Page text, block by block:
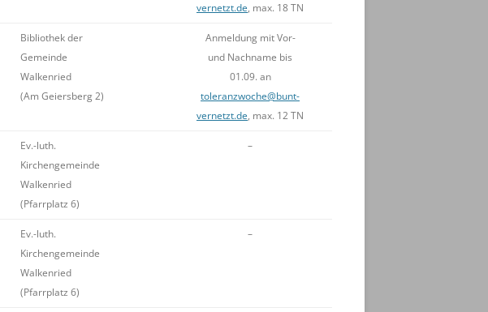
vernetzt.de, max. 18 TN
Bibliothek der
Gemeinde
Walkenried
(Am Geiersberg 2)
Anmeldung mit Vor-
und Nachname bis
01.09. an
toleranzwoche@bunt-
vernetzt.de, max. 12 TN
Ev.-luth.
Kirchengemeinde
Walkenried
(Pfarrplatz 6)
–
Ev.-luth.
Kirchengemeinde
Walkenried
(Pfarrplatz 6)
–